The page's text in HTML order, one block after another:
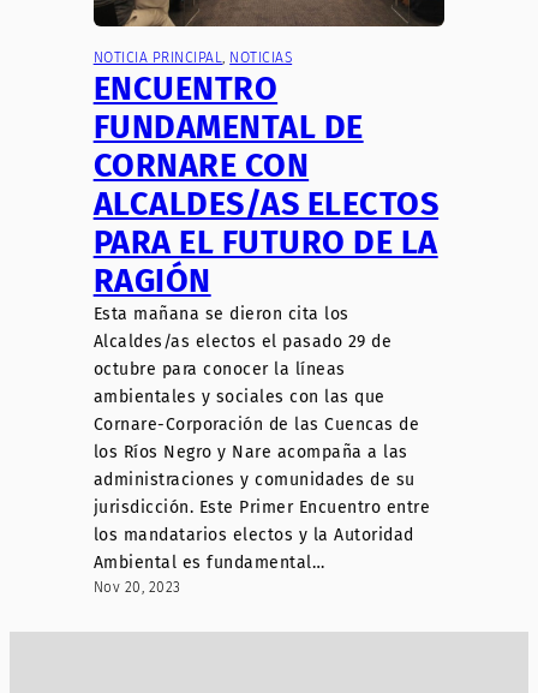
NOTICIA PRINCIPAL, NOTICIAS
ENCUENTRO
FUNDAMENTAL DE
CORNARE CON
ALCALDES/AS ELECTOS
PARA EL FUTURO DE LA
RAGIÓN
Esta mañana se dieron cita los
Alcaldes/as electos el pasado 29 de
octubre para conocer la líneas
ambientales y sociales con las que
Cornare-Corporación de las Cuencas de
los Ríos Negro y Nare acompaña a las
administraciones y comunidades de su
jurisdicción. Este Primer Encuentro entre
los mandatarios electos y la Autoridad
Ambiental es fundamental…
Nov 20, 2023